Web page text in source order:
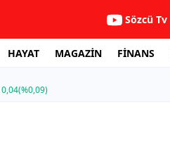
Sözcü Tv
HAYAT MAGAZİN FİNANS
0,04(%0,09)